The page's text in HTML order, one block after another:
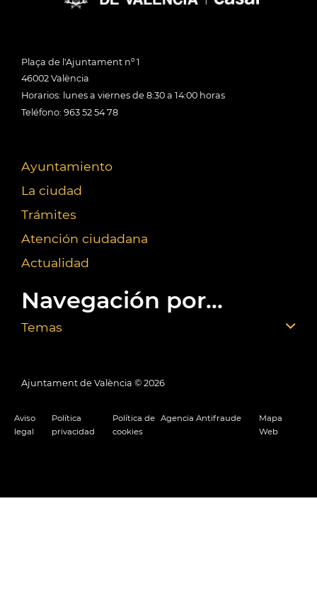
Plaça de l'Ajuntament nº 1
46002 València
Horarios: lunes a viernes de 8:30 a 14:00 horas
Teléfono: 963 52 54 78
Ayuntamiento
La ciudad
Trámites
Atención ciudadana
Actualidad
Navegación por...
Temas
Ajuntament de València © 2026
Aviso
legal
Política
privacidad
Política de
cookies
Agencia Antifraude
Mapa
Web